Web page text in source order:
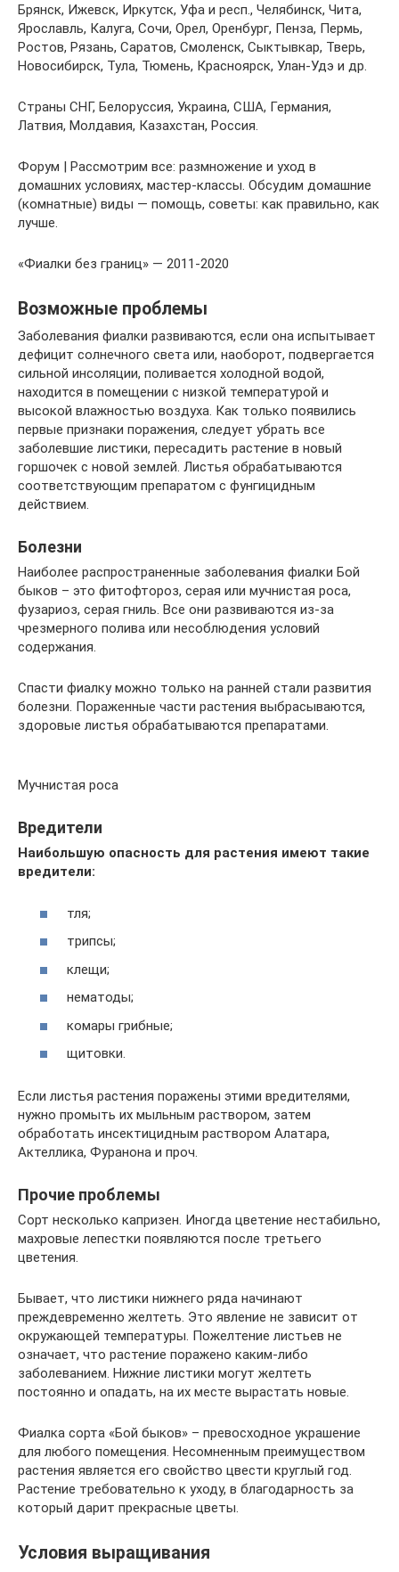
Брянск, Ижевск, Иркутск, Уфа и респ., Челябинск, Чита,
Ярославль, Калуга, Сочи, Орел, Оренбург, Пенза, Пермь,
Ростов, Рязань, Саратов, Смоленск, Сыктывкар, Тверь,
Новосибирск, Тула, Тюмень, Красноярск, Улан-Удэ и др.
Страны СНГ, Белоруссия, Украина, США, Германия,
Латвия, Молдавия, Казахстан, Россия.
Форум | Рассмотрим все: размножение и уход в
домашних условиях, мастер-классы. Обсудим домашние
(комнатные) виды — помощь, советы: как правильно, как
лучше.
«Фиалки без границ» — 2011-2020
Возможные проблемы
Заболевания фиалки развиваются, если она испытывает
дефицит солнечного света или, наоборот, подвергается
сильной инсоляции, поливается холодной водой,
находится в помещении с низкой температурой и
высокой влажностью воздуха. Как только появились
первые признаки поражения, следует убрать все
заболевшие листики, пересадить растение в новый
горшочек с новой землей. Листья обрабатываются
соответствующим препаратом с фунгицидным
действием.
Болезни
Наиболее распространенные заболевания фиалки Бой
быков – это фитофтороз, серая или мучнистая роса,
фузариоз, серая гниль. Все они развиваются из-за
чрезмерного полива или несоблюдения условий
содержания.
Спасти фиалку можно только на ранней стали развития
болезни. Пораженные части растения выбрасываются,
здоровые листья обрабатываются препаратами.
Мучнистая роса
Вредители
Наибольшую опасность для растения имеют такие
вредители:
тля;
трипсы;
клещи;
нематоды;
комары грибные;
щитовки.
Если листья растения поражены этими вредителями,
нужно промыть их мыльным раствором, затем
обработать инсектицидным раствором Алатара,
Актеллика, Фуранона и проч.
Прочие проблемы
Сорт несколько капризен. Иногда цветение нестабильно,
махровые лепестки появляются после третьего
цветения.
Бывает, что листики нижнего ряда начинают
преждевременно желтеть. Это явление не зависит от
окружающей температуры. Пожелтение листьев не
означает, что растение поражено каким-либо
заболеванием. Нижние листики могут желтеть
постоянно и опадать, на их месте вырастать новые.
Фиалка сорта «Бой быков» – превосходное украшение
для любого помещения. Несомненным преимуществом
растения является его свойство цвести круглый год.
Растение требовательно к уходу, в благодарность за
который дарит прекрасные цветы.
Условия выращивания